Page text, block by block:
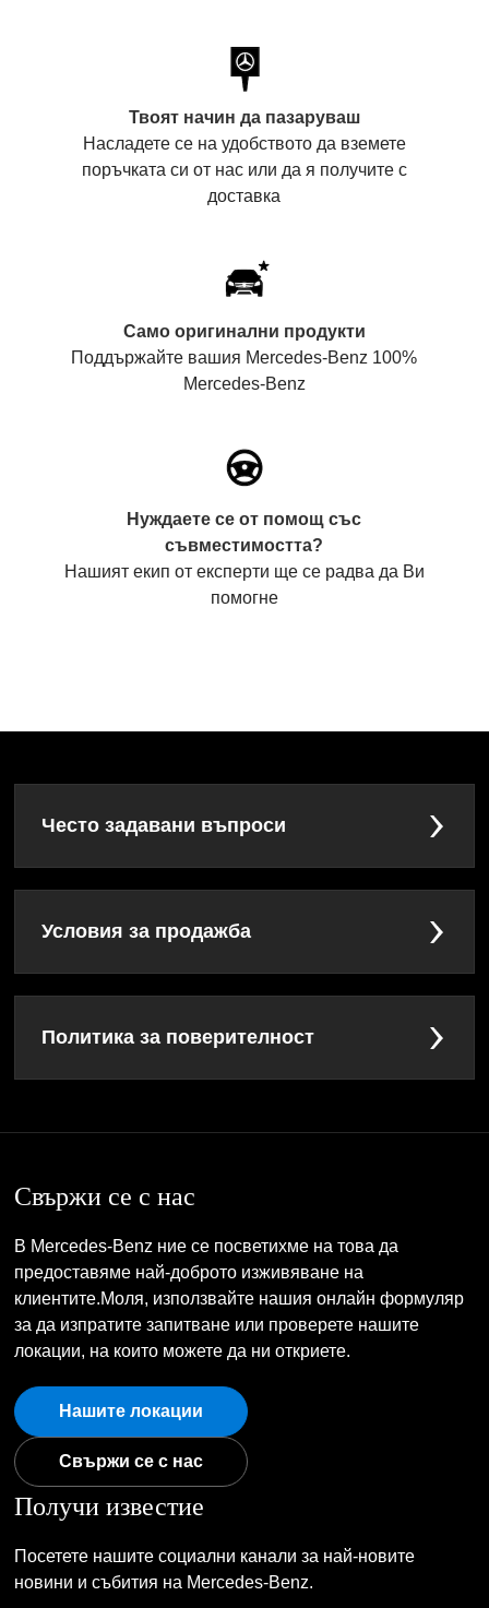
Твоят начин да пазаруваш
Насладете се на удобството да вземете
поръчката си от нас или да я получите с
доставка
Само оригинални продукти
Поддържайте вашия Mercedes-Benz 100%
Mercedes-Benz
Нуждаете се от помощ със
съвместимостта?
Нашият екип от експерти ще се радва да Ви
помогне
Често задавани въпроси
Условия за продажба
Политика за поверителност
Свържи се с нас
В Mercedes-Benz ние се посветихме на това да
предоставяме най-доброто изживяване на
клиентите.Моля, използвайте нашия онлайн формуляр
за да изпратите запитване или проверете нашите
локации, на които можете да ни откриете.
Нашите локации
Свържи се с нас
Получи известие
Посетете нашите социални канали за най-новите
новини и събития на Mercedes-Benz.